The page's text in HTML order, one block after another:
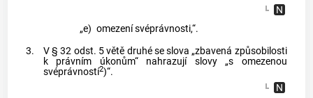
„e) omezení svéprávnosti,“.
3.
V § 32 odst. 5 větě druhé se slova „zbavená způsobilosti
k právním úkonům“ nahrazují slovy „s omezenou
svéprávností2)“.